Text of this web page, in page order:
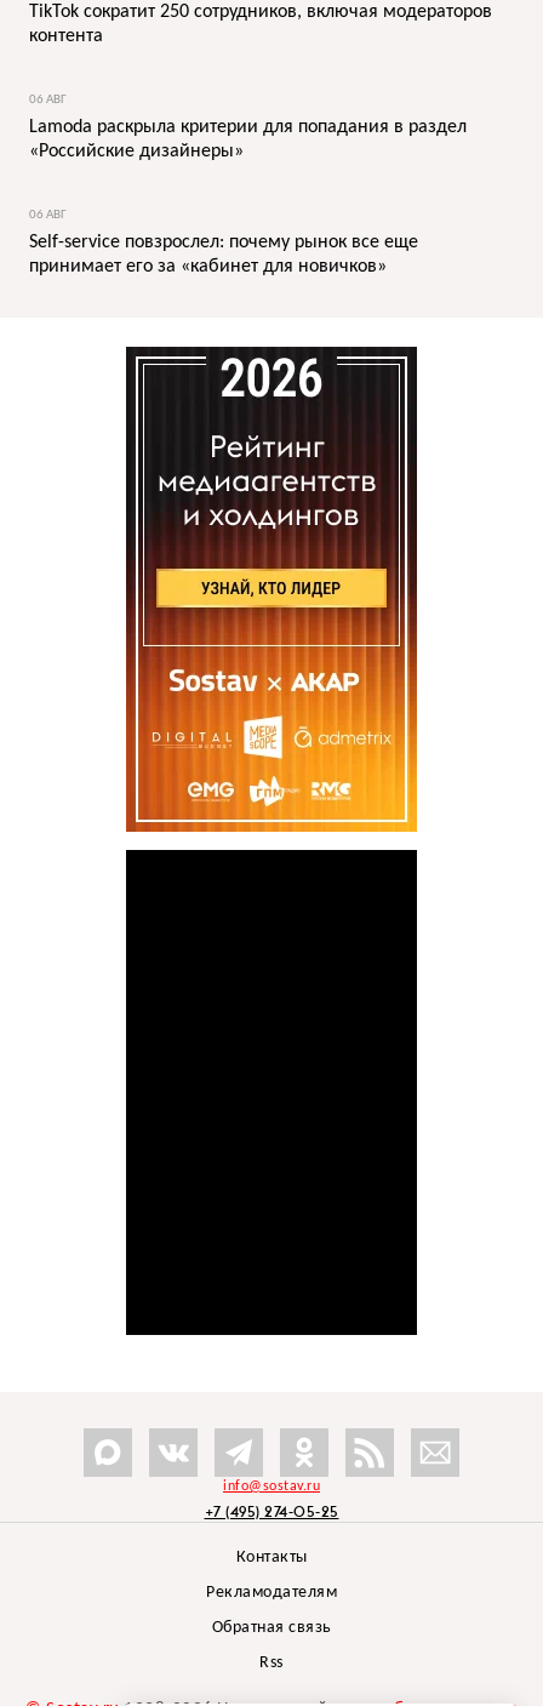
TikTok сократит 250 сотрудников, включая модераторов
контента
06 АВГ
Lamoda раскрыла критерии для попадания в раздел
«Российские дизайнеры»
06 АВГ
Self-service повзрослел: почему рынок все еще
принимает его за «кабинет для новичков»
info@sostav.ru
+7 (495) 274-05-25
Контакты
Рекламодателям
Обратная связь
Rss